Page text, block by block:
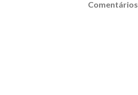
Comentários